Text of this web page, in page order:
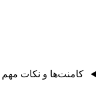
کامنت‌ها و نکات مهم